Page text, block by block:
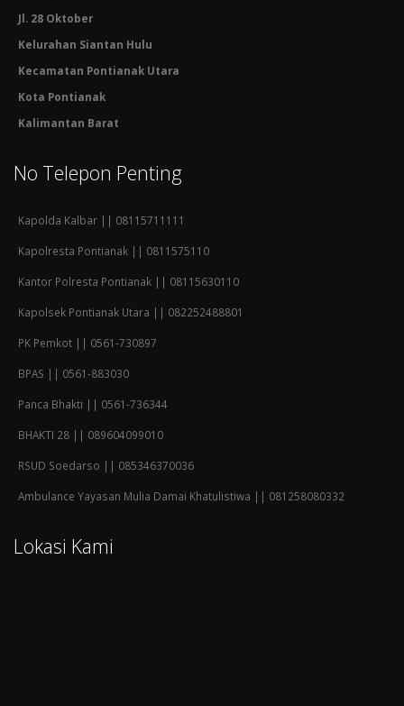
Jl. 28 Oktober
Kelurahan Siantan Hulu
Kecamatan Pontianak Utara
Kota Pontianak
Kalimantan Barat
No Telepon Penting
Kapolda Kalbar || 08115711111
Kapolresta Pontianak || 0811575110
Kantor Polresta Pontianak || 08115630110
Kapolsek Pontianak Utara || 082252488801
PK Pemkot || 0561-730897
BPAS || 0561-883030
Panca Bhakti || 0561-736344
BHAKTI 28 || 089604099010
RSUD Soedarso || 085346370036
Ambulance Yayasan Mulia Damai Khatulistiwa || 081258080332
Lokasi Kami